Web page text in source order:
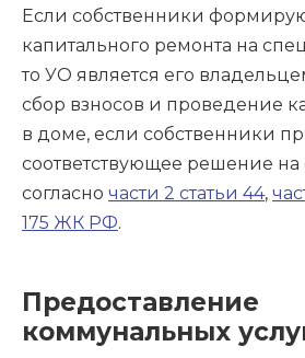
Если собственники
капитального ремонта на
то УО является его
сбор взносов и проведение
в доме, если собственники
соответствующее решение
согласно части 2 статьи 44,
175 ЖК РФ.
Предоставление
коммунальных